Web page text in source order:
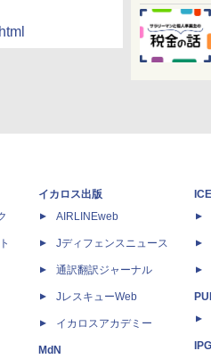
イカロス出版
AIRLINEweb
Jディフェンスニュース
通訳翻訳ジャーナル
JレスキューWeb
イカロスアカデミー
MdN
ICE